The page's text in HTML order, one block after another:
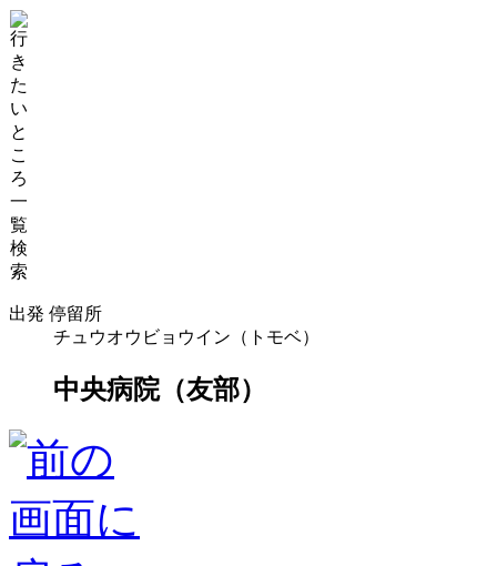
出発 停留所
チュウオウビョウイン（トモベ）
中央病院（友部）